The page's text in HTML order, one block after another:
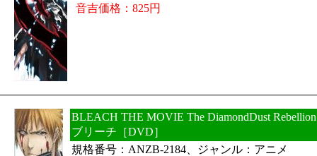
音吉価格：825円
BLEACH THE MOVIE The DiamondDust
ブリーチ［DVD］
規格番号：ANZB-2184、ジャンル：アニメ